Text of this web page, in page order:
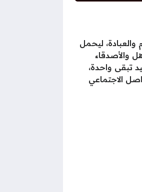
بعد شهرٍ كامل من الصيام والعبادة، ليحمل
والأصدقاء
تبقى واحدة،
الاجتماعي